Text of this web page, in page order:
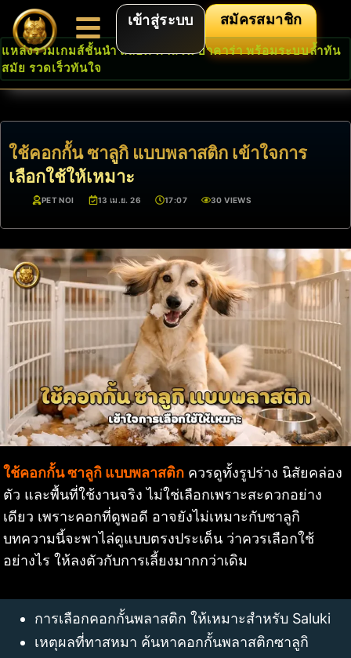
เข้าสู่ระบบ สมัครสมาชิก
แหล่งรวมเกมส์ชั้นนำ สล็อต คาสิโน บาคาร่า พร้อมระบบล้ำทัน
สมัย รวดเร็วทันใจ
ใช้คอกกั้น ซาลูกิ แบบพลาสติก เข้าใจการ
เลือกใช้ให้เหมาะ
PET NOI 13 เม.ย. 26 17:07 30 VIEWS
ใช้คอกกั้น ซาลูกิ แบบพลาสติก ควรดูทั้งรูปร่าง นิสัยคล่อง
ตัว และพื้นที่ใช้งานจริง ไม่ใช่เลือกเพราะสะดวกอย่าง
เดียว เพราะคอกที่ดูพอดี อาจยังไม่เหมาะกับซาลูกิ
บทความนี้จะพาไล่ดูแบบตรงประเด็น ว่าควรเลือกใช้
อย่างไร ให้ลงตัวกับการเลี้ยงมากกว่าเดิม
การเลือกคอกกั้นพลาสติก ให้เหมาะสำหรับ Saluki
เหตุผลที่ทาสหมา ค้นหาคอกกั้นพลาสติกซาลูกิ